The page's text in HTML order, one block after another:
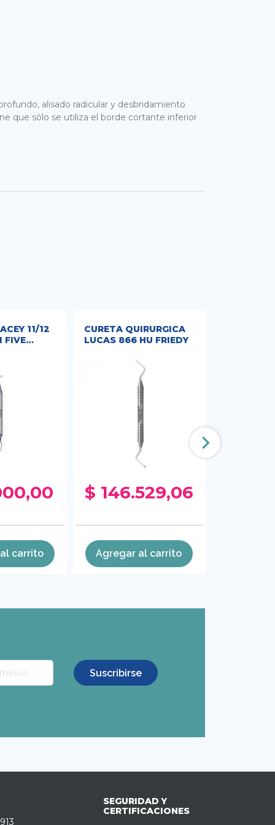
alisado radicular y desbridamiento
que sólo se utiliza el borde cortante inferior
11/12
FIVE
carrito
CURETA QUIRURGICA
LUCAS 866 HU FRIEDY
$ 146.529,06
Agregar al carrito
SEGURIDAD Y
CERTIFICACIONES